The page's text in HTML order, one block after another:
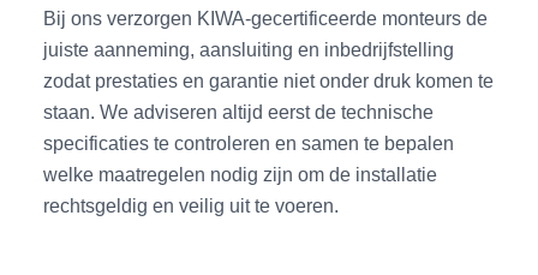
Bij ons verzorgen KIWA-gecertificeerde monteurs de
juiste aanneming, aansluiting en inbedrijfstelling
zodat prestaties en garantie niet onder druk komen te
staan. We adviseren altijd eerst de technische
specificaties te controleren en samen te bepalen
welke maatregelen nodig zijn om de installatie
rechtsgeldig en veilig uit te voeren.